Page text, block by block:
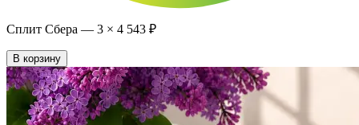
Сплит Сбера — 3 × 4 543 ₽
В корзину